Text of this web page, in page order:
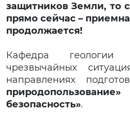
защитников Земли, то
прямо сейчас –
продолжается!
Кафедра
чрезвычайных
направлениях
природопользование»
безопасность».